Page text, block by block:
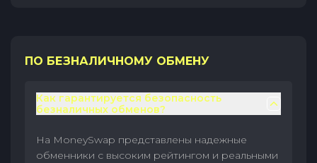
ПО БЕЗНАЛИЧНОМУ ОБМЕНУ
Как гарантируется безопасность
безналичных обменов?
На MoneySwap представлены надежные
обменники с высоким рейтингом и реальными